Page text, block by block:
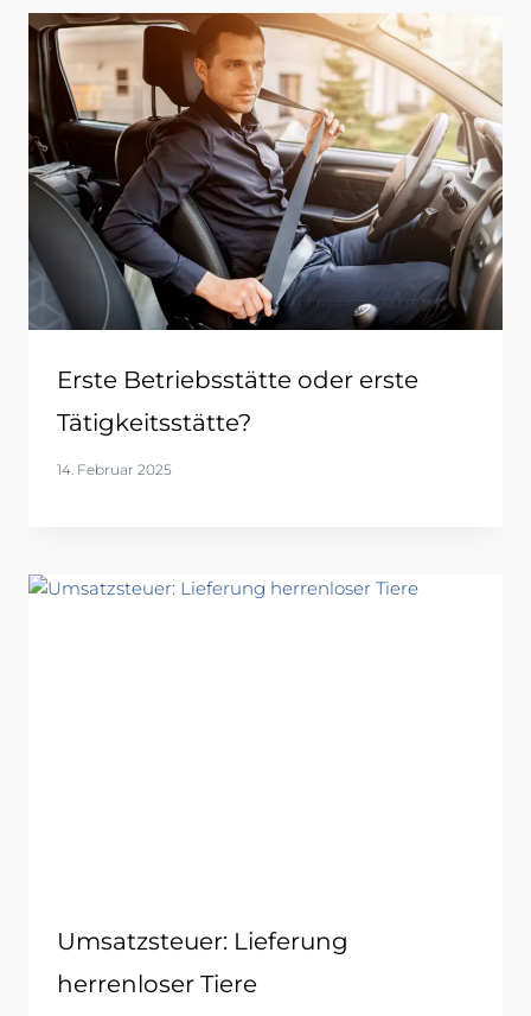
Erste Betriebsstätte oder erste
Tätigkeitsstätte?
14. Februar 2025
Umsatzsteuer: Lieferung
herrenloser Tiere